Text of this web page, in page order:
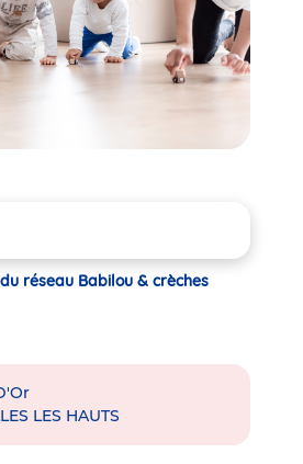
réseau Babilou & crèches
LES HAUTS